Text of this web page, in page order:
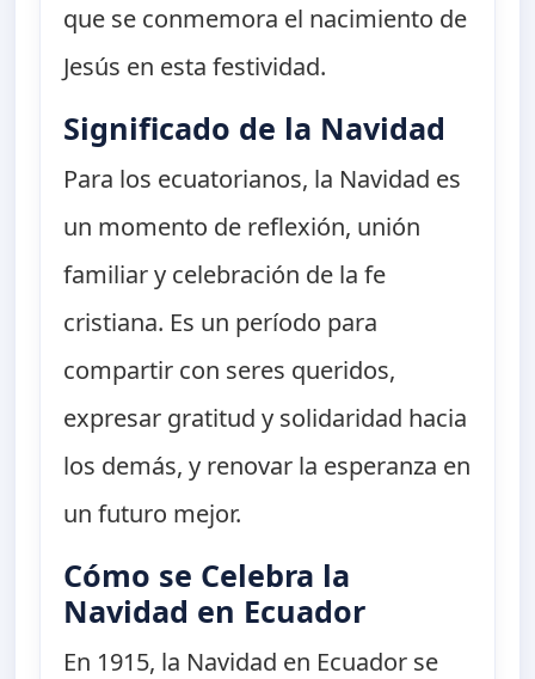
que se conmemora el nacimiento de
Jesús en esta festividad.
Significado de la Navidad
Para los ecuatorianos, la Navidad es
un momento de reflexión, unión
familiar y celebración de la fe
cristiana. Es un período para
compartir con seres queridos,
expresar gratitud y solidaridad hacia
los demás, y renovar la esperanza en
un futuro mejor.
Cómo se Celebra la
Navidad en Ecuador
En 1915, la Navidad en Ecuador se